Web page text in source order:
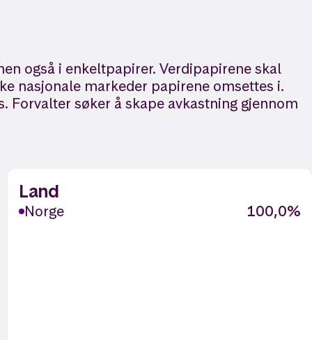
også i enkeltpapirer. Verdipapirene skal
nasjonale markeder papirene omsettes i.
Forvalter søker å skape avkastning gjennom
Land
Norge 100,0%